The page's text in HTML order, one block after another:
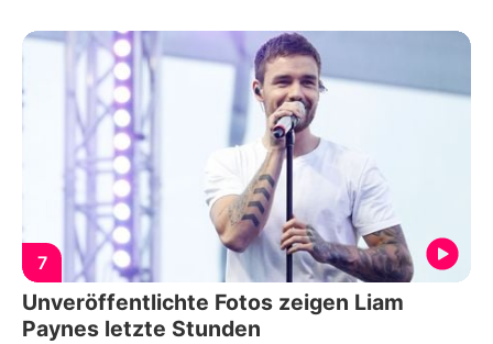
7
Unveröffentlichte Fotos zeigen Liam
Paynes letzte Stunden